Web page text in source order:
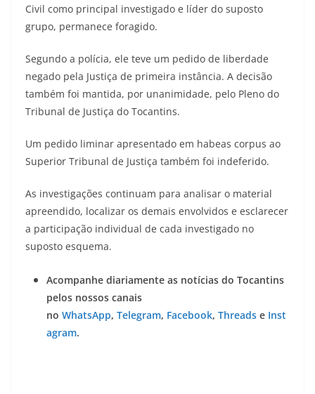
Civil como principal investigado e líder do suposto
grupo, permanece foragido.
Segundo a polícia, ele teve um pedido de liberdade
negado pela Justiça de primeira instância. A decisão
também foi mantida, por unanimidade, pelo Pleno do
Tribunal de Justiça do Tocantins.
Um pedido liminar apresentado em habeas corpus ao
Superior Tribunal de Justiça também foi indeferido.
As investigações continuam para analisar o material
apreendido, localizar os demais envolvidos e esclarecer
a participação individual de cada investigado no
suposto esquema.
Acompanhe diariamente as notícias do Tocantins
pelos nossos canais
no WhatsApp, Telegram, Facebook, Threads e Inst
agram.